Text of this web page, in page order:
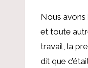
Nous
et toute
travail, la
dit que